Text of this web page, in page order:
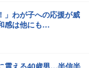
」わが子への応援が威
感は他にも…